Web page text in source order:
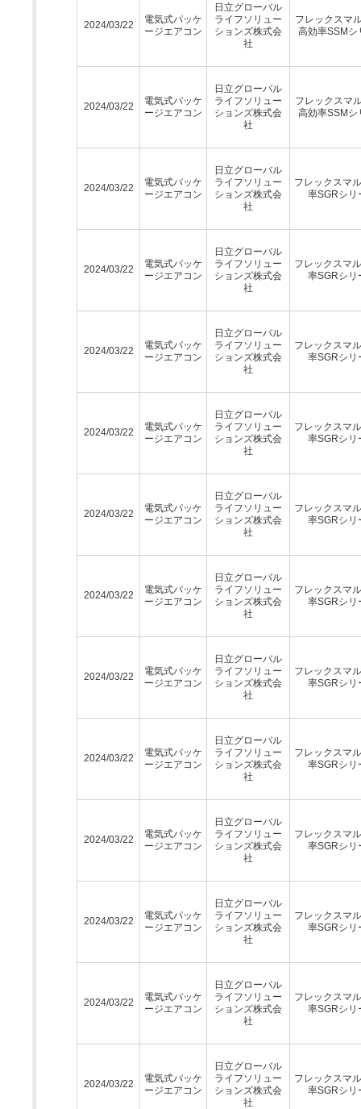
2024/03/22
電気式パッケ
ージエアコン
日立グローバル
ライフソリュー
ションズ株式会
社
フレックスマ
高効率SSMシ
2024/03/22
電気式パッケ
ージエアコン
日立グローバル
ライフソリュー
ションズ株式会
社
フレックスマ
高効率SSMシ
2024/03/22
電気式パッケ
ージエアコン
日立グローバル
ライフソリュー
ションズ株式会
社
フレックスマ
率SGRシリ
2024/03/22
電気式パッケ
ージエアコン
日立グローバル
ライフソリュー
ションズ株式会
社
フレックスマ
率SGRシリ
2024/03/22
電気式パッケ
ージエアコン
日立グローバル
ライフソリュー
ションズ株式会
社
フレックスマ
率SGRシリ
2024/03/22
電気式パッケ
ージエアコン
日立グローバル
ライフソリュー
ションズ株式会
社
フレックスマ
率SGRシリ
2024/03/22
電気式パッケ
ージエアコン
日立グローバル
ライフソリュー
ションズ株式会
社
フレックスマ
率SGRシリ
2024/03/22
電気式パッケ
ージエアコン
日立グローバル
ライフソリュー
ションズ株式会
社
フレックスマ
率SGRシリ
2024/03/22
電気式パッケ
ージエアコン
日立グローバル
ライフソリュー
ションズ株式会
社
フレックスマ
率SGRシリ
2024/03/22
電気式パッケ
ージエアコン
日立グローバル
ライフソリュー
ションズ株式会
社
フレックスマ
率SGRシリ
2024/03/22
電気式パッケ
ージエアコン
日立グローバル
ライフソリュー
ションズ株式会
社
フレックスマ
率SGRシリ
2024/03/22
電気式パッケ
ージエアコン
日立グローバル
ライフソリュー
ションズ株式会
社
フレックスマ
率SGRシリ
2024/03/22
電気式パッケ
ージエアコン
日立グローバル
ライフソリュー
ションズ株式会
社
フレックスマ
率SGRシリ
2024/03/22
電気式パッケ
ージエアコン
日立グローバル
ライフソリュー
ションズ株式会
社
フレックスマ
率SGRシリ